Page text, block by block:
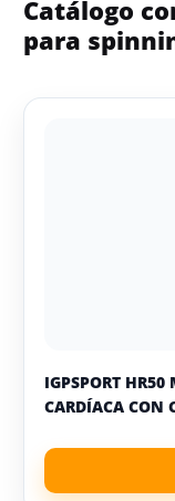
Catálogo
para
IGPSPORT HR50
CARDÍACA CON